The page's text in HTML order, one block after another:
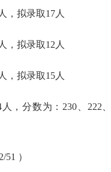
，拟录取17人
，拟录取12人
，拟录取15人
，分数为：230、222
51 ）